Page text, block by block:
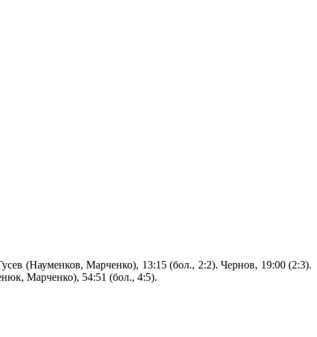
(Науменков, Марченко), 13:15 (бол., 2:2). Чернов, 19:00 (2:3).
Марченко), 54:51 (бол., 4:5).